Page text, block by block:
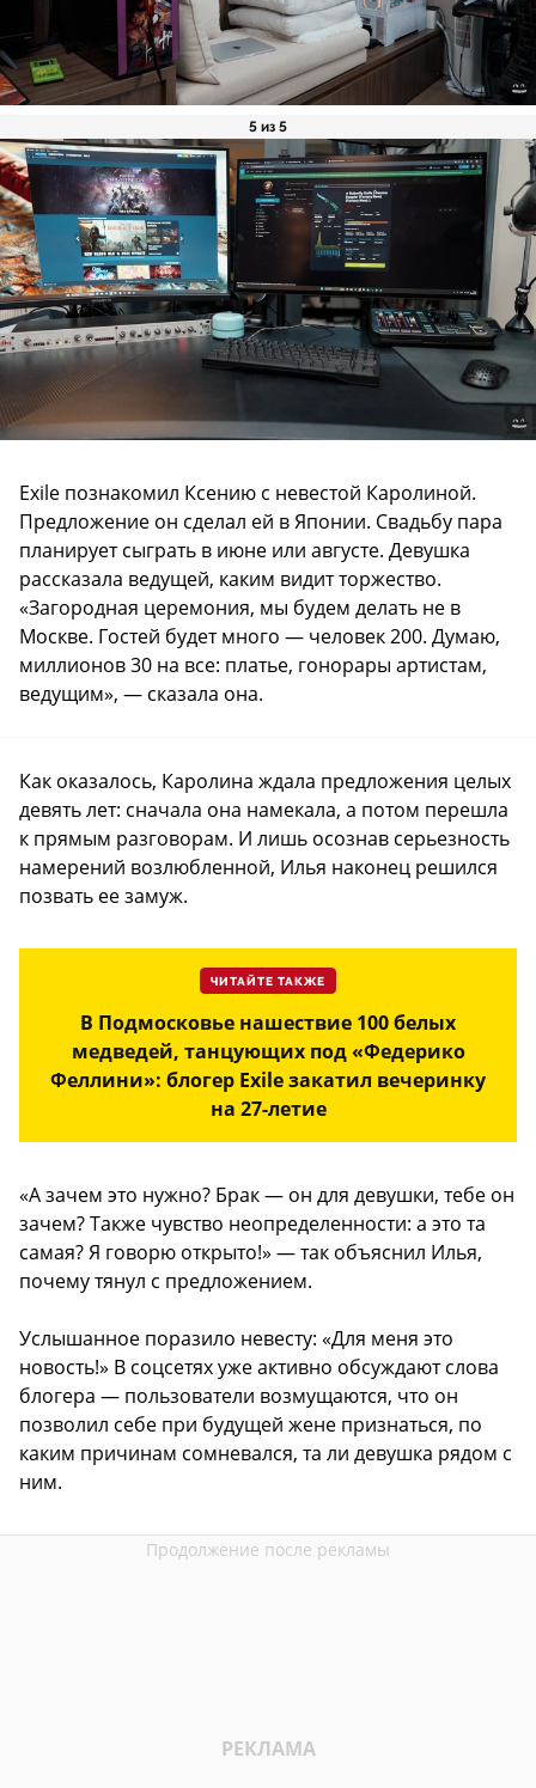
5 из 5
Exile познакомил Ксению с невестой Каролиной.
Предложение он сделал ей в Японии. Свадьбу пара
планирует сыграть в июне или августе. Девушка
рассказала ведущей, каким видит торжество.
«Загородная церемония, мы будем делать не в
Москве. Гостей будет много — человек 200. Думаю,
миллионов 30 на все: платье, гонорары артистам,
ведущим», — сказала она.
Как оказалось, Каролина ждала предложения целых
девять лет: сначала она намекала, а потом перешла
к прямым разговорам. И лишь осознав серьезность
намерений возлюбленной, Илья наконец решился
позвать ее замуж.
ЧИТАЙТЕ ТАКЖЕ
В Подмосковье нашествие 100 белых
медведей, танцующих под «Федерико
Феллини»: блогер Exile закатил вечеринку
на 27-летие
«А зачем это нужно? Брак — он для девушки, тебе он
зачем? Также чувство неопределенности: а это та
самая? Я говорю открыто!» — так объяснил Илья,
почему тянул с предложением.
Услышанное поразило невесту: «Для меня это
новость!» В соцсетях уже активно обсуждают слова
блогера — пользователи возмущаются, что он
позволил себе при будущей жене признаться, по
каким причинам сомневался, та ли девушка рядом с
ним.